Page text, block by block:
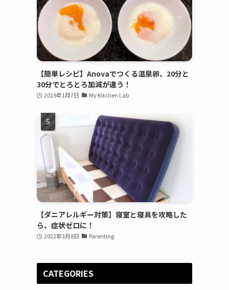
【簡単レシピ】Anovaでつくる温泉卵、20分と
30分でとろとろ加減が違う！
2019年1月7日 My Kitchen Lab
【ダニアレルギー対策】寝室と寝具を攻略した
ら、症状ゼロに！
2022年3月8日 Parenting
CATEGORIES